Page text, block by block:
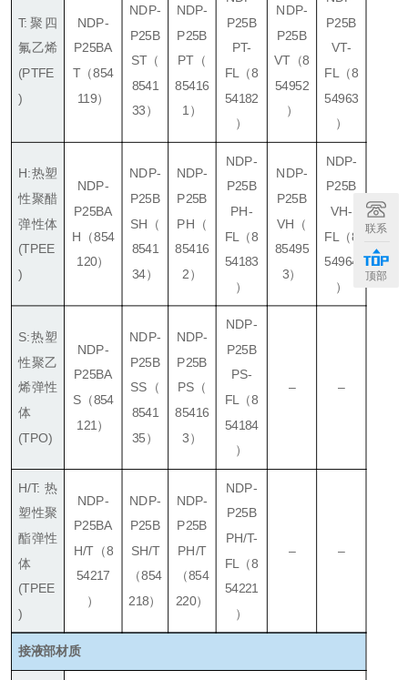
T:聚四
氟乙烯
(PTFE
)
NDP-
P25BA
T（854
119）
NDP-
P25B
ST（
8541
33）
NDP-
P25B
PT（
85416
1）
P25B
PT-
FL（8
54182
）
NDP-
P25B
VT（8
54952
）
P25B
VT-
FL（8
54963
）
H:热塑
性聚醋
弹性体
(TPEE
)
NDP-
P25BA
H （854
120）
NDP-
P25B
SH （
8541
34）
NDP-
P25B
PH （
85416
2）
NDP-
P25B
PH-
FL（8
54183
）
NDP-
P25B
VH （
85495
3）
NDP-
P25B
VH-
FL
（8
54964
）
S:热塑
性聚乙
烯弹性
体
(TPO)
NDP-
P25BA
S（854
121）
NDP-
P25B
SS （
8541
35）
NDP-
P25B
PS （
85416
3）
NDP-
P25B
PS-
FL
（8
54184
）
– –
H/T:热
塑性聚
酯弹性
体
(TPEE
)
NDP-
P25BA
H/T（8
54217
）
NDP-
P25B
SH/T
（854
218）
NDP-
P25B
PH/T
（854
220）
NDP-
P25B
PH/T-
FL
（8
54221
）
– –
接液部材质
联系
顶部